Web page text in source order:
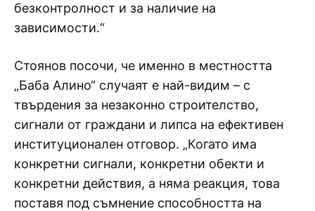
безконтролност и за наличие на
зависимости.“
Стоянов посочи, че именно в местността
„Баба Алино“ случаят е най-видим – с
твърдения за незаконно строителство,
сигнали от граждани и липса на ефективен
институционален отговор. „Когато има
конкретни сигнали, конкретни обекти и
конкретни действия, а няма реакция, това
поставя под съмнение способността на